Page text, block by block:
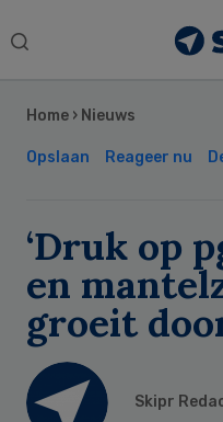
Search
Home › Nieuws
Opslaan Reageer nu
‘Druk op
en
groeit
Skipr
Sidebar